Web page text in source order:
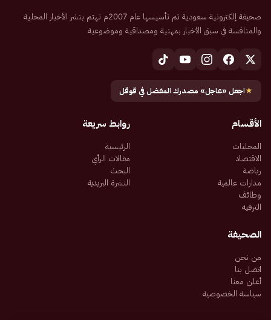
صحيفة إلكترونية سعودية تم تأسيسها عام 2007م تهتم بنشر الأخبار المحلية
والمنافسة في سبق الأخبار بمهنية ومصداقية وموضوعية
★اجعل «عاجل» مصدرك المفضل في قوقل
الأقسام
المحليات
الاقتصاد
رياضة
مدارات عالمية
وظائف
الترفيه
روابط سريعة
الرئيسية
مقالات الرأي
البحث
النشرة البريدية
الصحيفة
من نحن
اتصل بنا
أعلن معنا
سياسة الخصوصية